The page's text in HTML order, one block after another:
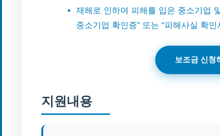
재해로 인하여 피해를 입은 중소기업
중소기업 확인증” 또는 “피해사실 확
보조금 신청
지원내용